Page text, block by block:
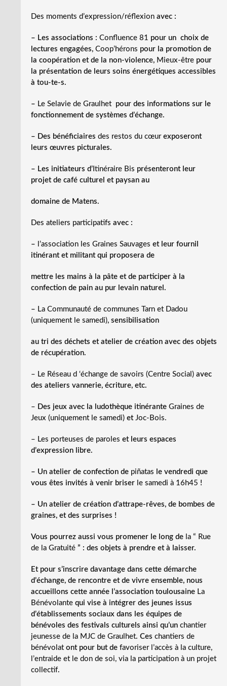
Des moments d’expression/réflexion avec :
– Les associations : Confluence 81 pour un choix de
lectures engagées, Coop’hérons pour la promotion de
la coopération et de la non-violence, Mieux-être pour
la présentation de leurs soins énergétiques accessibles
à tou-te-s.
– Le Selavie de Graulhet pour des informations sur le
fonctionnement de systèmes d’échange.
– Des bénéficiaires des restos du cœurexposeront
leurs œuvres picturales.
– Les initiateurs d’ Itinéraire Bis présenteront leur
projet de café culturel et paysan au
domaine de Matens.
Des ateliers participatifs avec :
– l’association les Graines Sauvages et leur fournil
itinérant et militant qui proposera de
mettre les mains à la pâte et de participer à la
confection de pain au pur levain naturel.
– La Communauté de communes Tarn et Dadou
(uniquement le samedi), sensibilisation
au tri des déchets et atelier de création avec des objets
de récupération.
– Le Réseau d ‘échange de savoirs (Centre Social) avec
des ateliers vannerie, écriture, etc.
– Des jeux avec la ludothèque itinérante Graines de
Jeux (uniquement le samedi) et Joc-Bois.
– Les porteuses de paroles et leurs espaces
d’expression libre.
– Un atelier de confection de piñatas le vendredi que
vous êtes invités à venir briser le samedi à 16h45 !
– Un atelier de création d’attrape-rêves, de bombes de
graines, et des surprises !
Vous pourrez aussi vous promener le long de la “ Rue
de la Gratuité ” : des objets à prendre et à laisser.
Et pour s’inscrire davantage dans cette démarche
d’échange, de rencontre et de vivre ensemble, nous
accueillons cette année l’association toulousaine La
Bénévolante qui vise à intégrer des jeunes issus
d’établissements sociaux dans les équipes de
bénévoles des festivals culturels ainsi qu’un chantier
jeunesse de la MJC de Graulhet. Ces chantiers de
bénévolat ont pour but de favoriser l’accès à la culture,
l’entraide et le don de soi, via la participation à un projet
collectif.